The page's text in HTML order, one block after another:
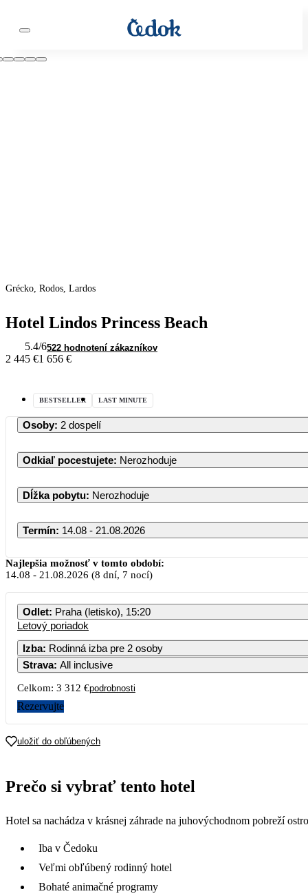
Grécko, Rodos, Lardos
Hotel Lindos Princess Beach
5.4/6522 hodnotení zákazníkov
2 445 €1 656 €
BESTSELLER LAST MINUTE
Osoby: 2 dospelí
Odkiaľ pocestujete: Nerozhoduje
Dĺžka pobytu: Nerozhoduje
Termín: 14.08 - 21.08.2026
August
PO UT ST ŠT
1 723
Najlepšia možnosť v tomto období:
14.08 - 21.08.2026 (8 dní, 7 nocí)
Odlet: Praha (letisko), 15:20
Letový poriadok
Izba: Rodinná izba pre 2 osoby
Strava: All inclusive
Celkom: 3 312 €podrobnosti
Rezervujte
uložiť do obľúbených
Prečo si vybrať tento hotel
Hotel sa nachádza v krásnej záhrade na juhovýchodnom pobreží
Iba v Čedoku
Veľmi obľúbený rodinný hotel
Bohaté animačné programy